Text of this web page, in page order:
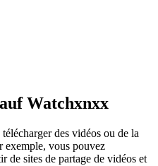
Watchxnxx
des vidéos ou de la
exemple, vous pouvez
de sites de partage de vidéos et